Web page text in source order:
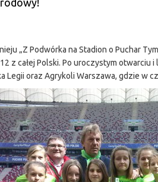
„Z Podwórka na Stadion o Puchar
z całej Polski. Po uroczystym otwarciu
Legii oraz Agrykoli Warszawa, gdzie w